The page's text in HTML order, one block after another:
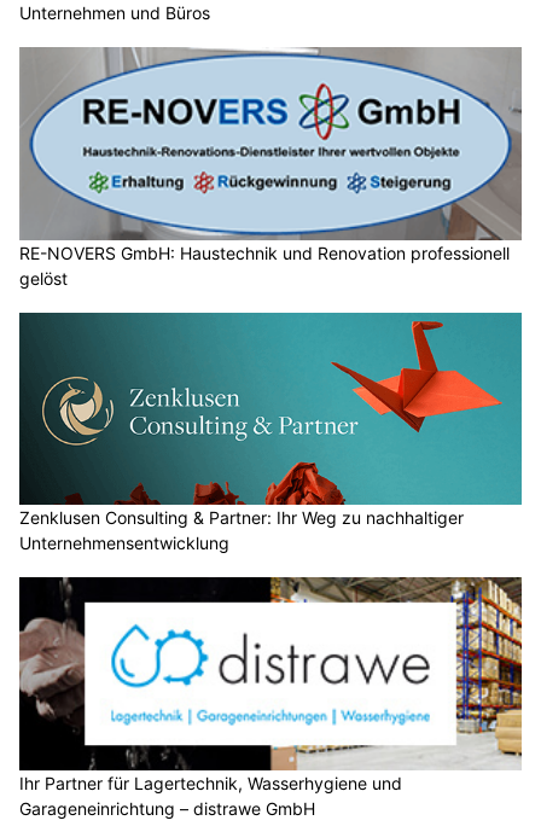
Unternehmen und Büros
RE-NOVERS GmbH: Haustechnik und Renovation professionell
gelöst
Zenklusen Consulting & Partner: Ihr Weg zu nachhaltiger
Unternehmensentwicklung
Ihr Partner für Lagertechnik, Wasserhygiene und
Garageneinrichtung – distrawe GmbH